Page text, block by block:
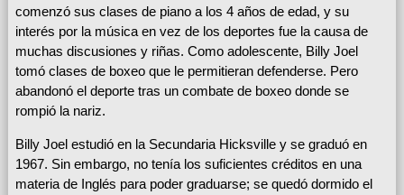
comenzó sus clases de piano a los 4 años de edad, y su
interés por la música en vez de los deportes fue la causa de
muchas discusiones y riñas. Como adolescente, Billy Joel
tomó clases de boxeo que le permitieran defenderse. Pero
abandonó el deporte tras un combate de boxeo donde se
rompió la nariz.
Billy Joel estudió en la Secundaria Hicksville y se graduó en
1967. Sin embargo, no tenía los suficientes créditos en una
materia de Inglés para poder graduarse; se quedó dormido el